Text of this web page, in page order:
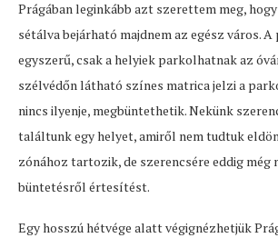
Prágában leginkább azt szerettem meg,
sétálva bejárható majdnem az egész város.
egyszerű, csak a helyiek parkolhatnak az
szélvédőn látható színes matrica jelzi a
nincs ilyenje, megbüntethetik. Nekünk
találtunk egy helyet, amiről nem tudtuk
zónához tartozik, de szerencsére eddig még
büntetésről értesítést.
Egy hosszú hétvége alatt végignézhetjük